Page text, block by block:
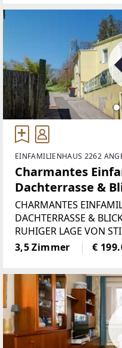
EINFAMILIENHAUS 2262
Charmantes
Dachterrasse &
in ruhiger Lage
CHARMANTES
DACHTERRASSE &
RUHIGER LAGE VON
für eilige Leser: * Einfamilienhaus in ruhiger Lage in
3,5 Zimmer €